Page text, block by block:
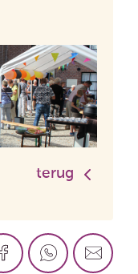
terug